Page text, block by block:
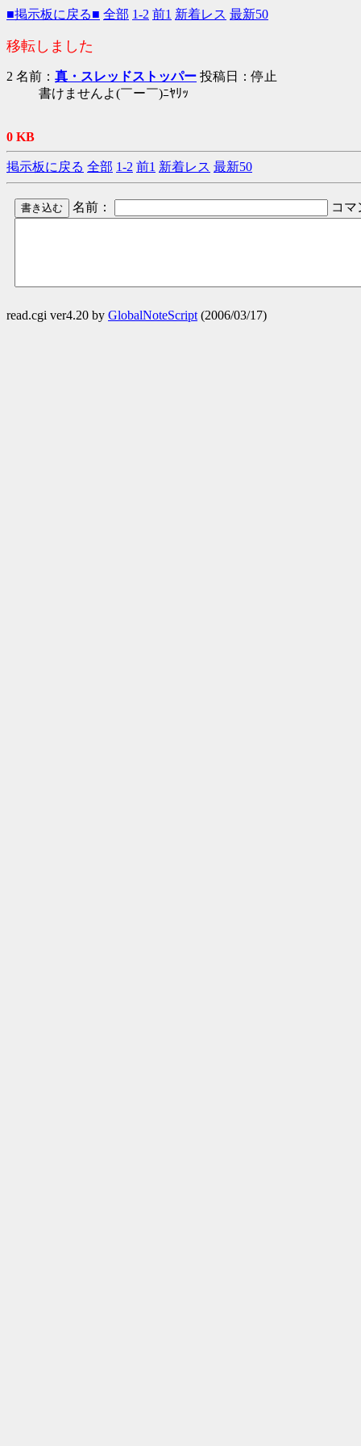
■掲示板に戻る■ 全部 1-2 前1 新着レス 最新50
移転しました
2 名前： 真・スレッドストッパー 投稿日：停止
書けませんよ(￣ー￣)ﾆﾔﾘｯ
0 KB
掲示板に戻る 全部 1-2 前1 新着レス 最新50
名前： コ
read.cgi ver4.20 by GlobalNoteScript (2006/03/17)